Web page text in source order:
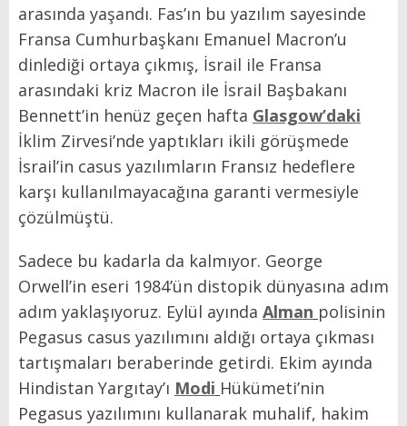
arasında yaşandı. Fas’ın bu yazılım sayesinde
Fransa Cumhurbaşkanı Emanuel Macron’u
dinlediği ortaya çıkmış, İsrail ile Fransa
arasındaki kriz Macron ile İsrail Başbakanı
Bennett’in henüz geçen hafta Glasgow’daki
İklim Zirvesi’nde yaptıkları ikili görüşmede
İsrail’in casus yazılımların Fransız hedeflere
karşı kullanılmayacağına garanti vermesiyle
çözülmüştü.
Sadece bu kadarla da kalmıyor. George
Orwell’in eseri 1984’ün distopik dünyasına adım
adım yaklaşıyoruz. Eylül ayında Alman polisinin
Pegasus casus yazılımını aldığı ortaya çıkması
tartışmaları beraberinde getirdi. Ekim ayında
Hindistan Yargıtay’ı Modi Hükümeti’nin
Pegasus yazılımını kullanarak muhalif, hakim